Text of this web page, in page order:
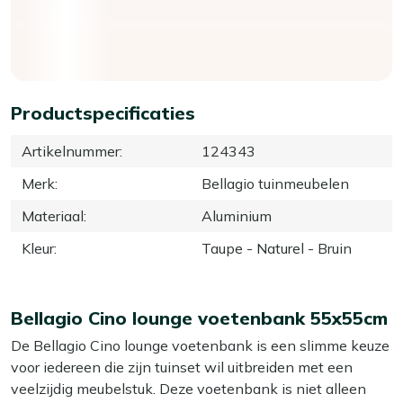
Productspecificaties
Artikelnummer:
124343
Merk:
Bellagio tuinmeubelen
Materiaal:
Aluminium
Kleur: Taupe - Naturel - Bruin
Bellagio Cino lounge voetenbank 55x55cm
De Bellagio Cino lounge voetenbank is een slimme keuze
voor iedereen die zijn tuinset wil uitbreiden met een
veelzijdig meubelstuk. Deze voetenbank is niet alleen